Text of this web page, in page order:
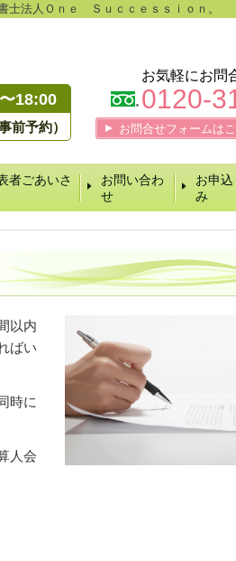
士法人Ｏｎｅ Ｓｕｃｃｅｓｓｉｏｎ。
18:00
前予約）
お気軽にお問
0120-
お問合せフォームは
者ごあいさ
お問い合わ
せ
お申込
み
以内
ばい
時に
人会